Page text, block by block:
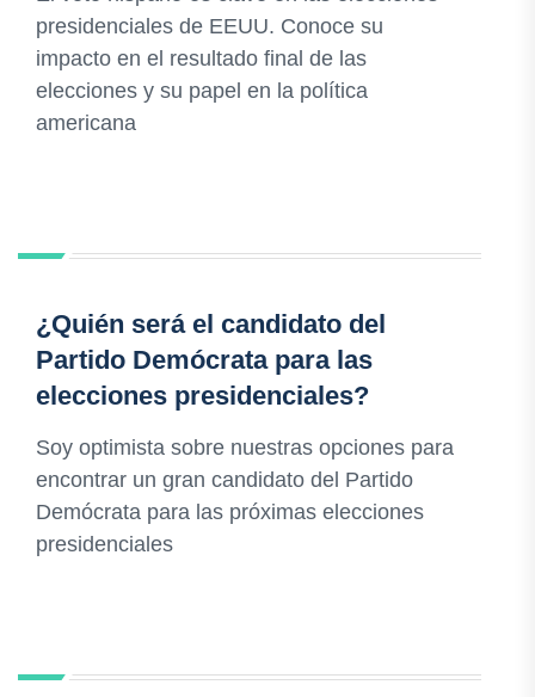
presidenciales de EEUU. Conoce su
impacto en el resultado final de las
elecciones y su papel en la política
americana
¿Quién será el candidato del
Partido Demócrata para las
elecciones presidenciales?
Soy optimista sobre nuestras opciones para
encontrar un gran candidato del Partido
Demócrata para las próximas elecciones
presidenciales